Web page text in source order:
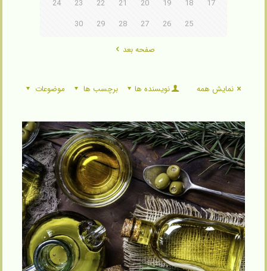
17
18
19
20
21
22
23
24
25
26
27
28
29
30
صفحه بعد
موضوعات برچسب ها نویسنده ها نمایش همه